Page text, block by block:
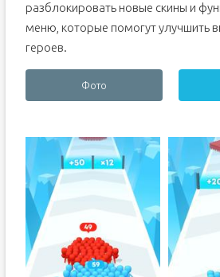
разблокировать новые скины и
меню, которые помогут улучшить
героев.
Фото